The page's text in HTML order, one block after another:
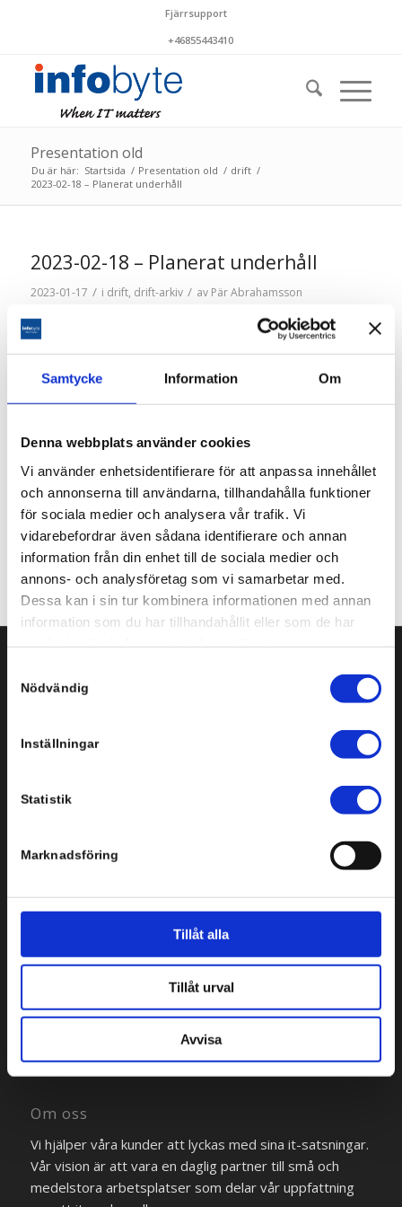
Samtycke Information Om
Denna webbplats använder cookies
Vi använder enhetsidentifierare för att anpassa innehållet
och annonserna till användarna, tillhandahålla funktioner
för sociala medier och analysera vår trafik. Vi
vidarebefordrar även sådana identifierare och annan
information från din enhet till de sociala medier och
annons- och analysföretag som vi samarbetar med.
Dessa kan i sin tur kombinera informationen med annan
information som du har tillhandahållit eller som de har
Nödvändig
Inställningar
Statistik
Marknadsföring
Tillåt alla
Tillåt urval
Avvisa
Fjärrsupport
+46855443410
Presentation old
Du är här: Startsida / Presentation old / drift /
2023-02-18 – Planerat underhåll
2023-02-18 – Planerat underhåll
2023-01-17 / i drift, drift-arkiv / av Pär Abrahamsson
Lördagen den 18 februari utförs planerat underhåll
mellan cirka kl 04-06. Kortare störningar i
driftstjänsterna kan förekomma
Share this entry
Svenska Infobyte AB
151 72 Södertälje
111 30 Stockholm
Om oss
Vi hjälper våra kunder att lyckas med sina it-satsningar.
Vår vision är att vara en daglig partner till små och
medelstora arbetsplatser som delar vår uppfattning